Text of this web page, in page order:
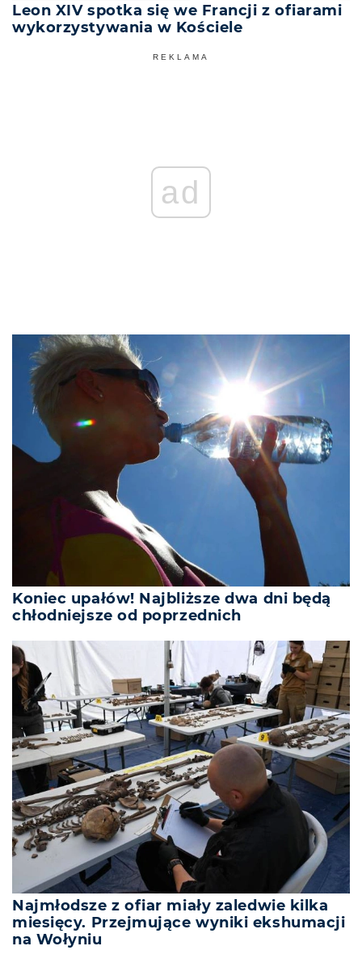
Leon XIV spotka się we Francji z ofiarami
wykorzystywania w Kościele
REKLAMA
ad
Koniec upałów! Najbliższe dwa dni będą
chłodniejsze od poprzednich
Najmłodsze z ofiar miały zaledwie kilka
miesięcy. Przejmujące wyniki ekshumacji
na Wołyniu